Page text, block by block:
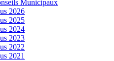
Municipaux
2026
2025
2024
2023
2022
2021